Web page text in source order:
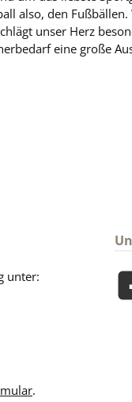
also, den
unser Herz
eine große
unter:
.